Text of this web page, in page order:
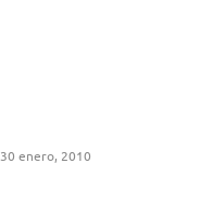
30 enero, 2010